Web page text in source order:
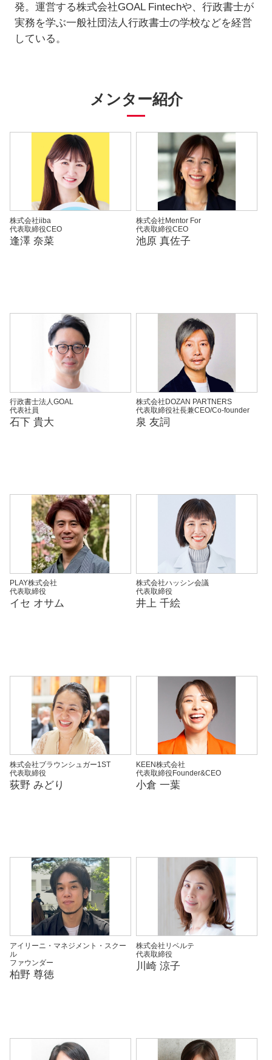
発。運営する株式会社GOAL Fintechや、行政書士が
実務を学ぶ一般社団法人行政書士の学校などを経営
している。
メンター紹介
株式会社iiba
代表取締役CEO
逢澤 奈菜
株式会社Mentor For
代表取締役CEO
池原 真佐子
行政書士法人GOAL
代表社員
石下 貴大
株式会社DOZAN PARTNERS
代表取締役社長兼CEO/Co-founder
泉 友詞
PLAY株式会社
代表取締役
イセ オサム
株式会社ハッシン会議
代表取締役
井上 千絵
株式会社ブラウンシュガー1ST
代表取締役
荻野 みどり
KEEN株式会社
代表取締役Founder&CEO
小倉 一葉
アイリーニ・マネジメント・スクー
ル
ファウンダー
柏野 尊徳
株式会社リベルテ
代表取締役
川崎 涼子